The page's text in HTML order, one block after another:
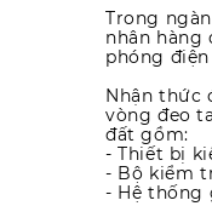
Trong
nhân hàng
phóng
Nhận thức
vòng đeo
đất gồm:
- Thiết bị
- Bộ kiểm
- Hệ thống